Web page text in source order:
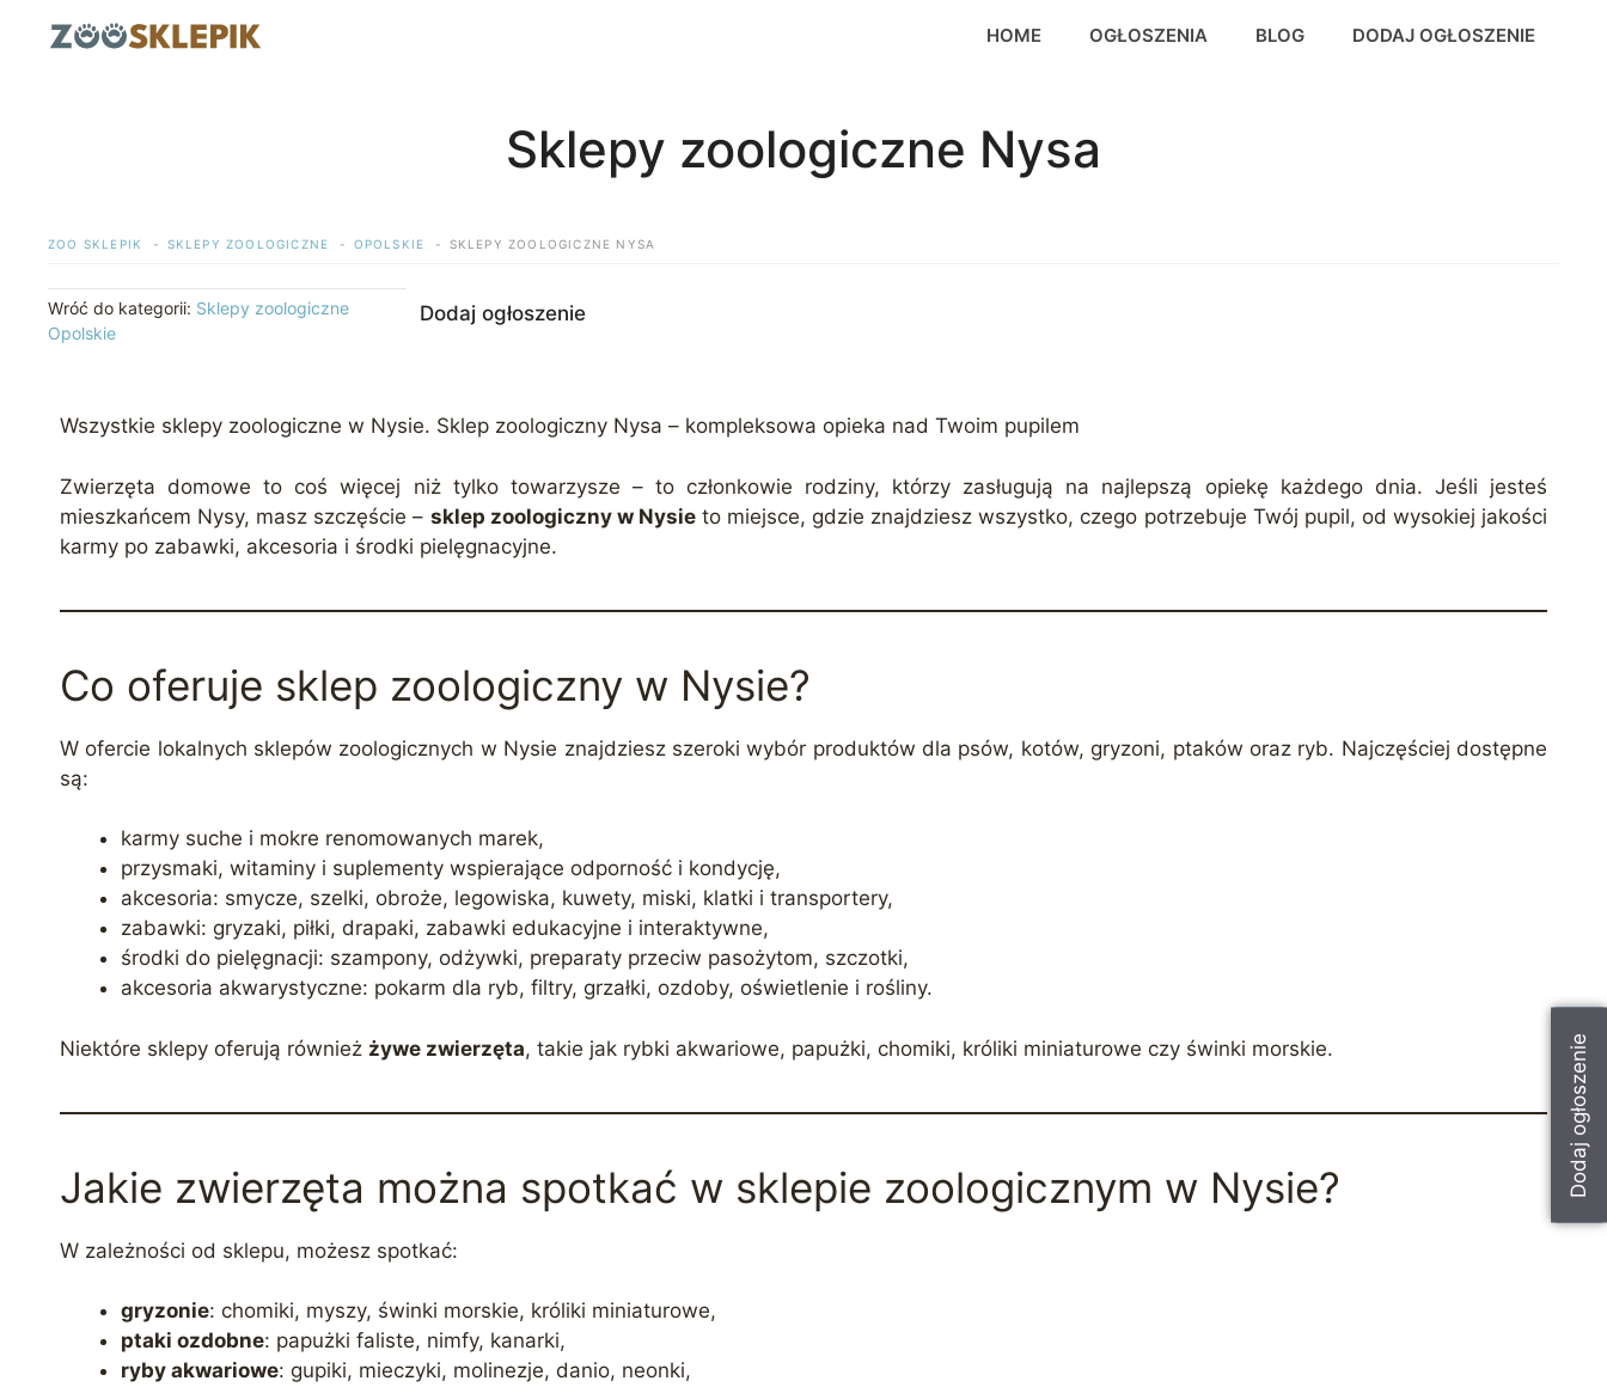
HOME OGŁOSZENIA BLOG DODAJ OGŁOSZENIE
Sklepy zoologiczne Nysa
ZOO SKLEPIK SKLEPY ZOOLOGICZNE OPOLSKIE SKLEPY ZOOLOGICZNE NYSA
Wróć do kategorii: Sklepy zoologiczne
Opolskie
Dodaj ogłoszenie
Dodaj ogłoszenie
Wszystkie sklepy zoologiczne w Nysie. Sklep zoologiczny Nysa – kompleksowa opieka nad Twoim pupilem
Zwierzęta domowe to coś więcej niż tylko towarzysze – to członkowie rodziny, którzy zasługują na najlepszą opiekę każdego dnia. Jeśli jesteś
mieszkańcem Nysy, masz szczęście – sklep zoologiczny w Nysieto miejsce, gdzie znajdziesz wszystko, czego potrzebuje Twój pupil, od wysokiej jakości
karmy po zabawki, akcesoria i środki pielęgnacyjne.
Co oferuje sklep zoologiczny w Nysie?
W ofercie lokalnych sklepów zoologicznych w Nysie znajdziesz szeroki wybór produktów dla psów, kotów, gryzoni, ptaków oraz ryb. Najczęściej dostępne
są:
karmy suche i mokre renomowanych marek,
przysmaki, witaminy i suplementy wspierające odporność i kondycję,
akcesoria: smycze, szelki, obroże, legowiska, kuwety, miski, klatki i transportery,
zabawki: gryzaki, piłki, drapaki, zabawki edukacyjne i interaktywne,
środki do pielęgnacji: szampony, odżywki, preparaty przeciw pasożytom, szczotki,
akcesoria akwarystyczne: pokarm dla ryb, filtry, grzałki, ozdoby, oświetlenie i rośliny.
Niektóre sklepy oferują również żywe zwierzęta, takie jak rybki akwariowe, papużki, chomiki, króliki miniaturowe czy świnki morskie.
Jakie zwierzęta można spotkać w sklepie zoologicznym w Nysie?
W zależności od sklepu, możesz spotkać:
gryzonie: chomiki, myszy, świnki morskie, króliki miniaturowe,
ptaki ozdobne: papużki faliste, nimfy, kanarki,
ryby akwariowe: gupiki, mieczyki, molinezje, danio, neonki,